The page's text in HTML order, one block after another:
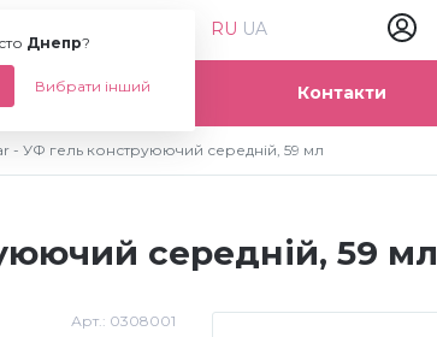
Днепр?
Вибрати інший
RU UA
Опт Контакти
- УФ гель конструюючий середній, 59 мл
середній, 59 мл
Арт.: 0308001